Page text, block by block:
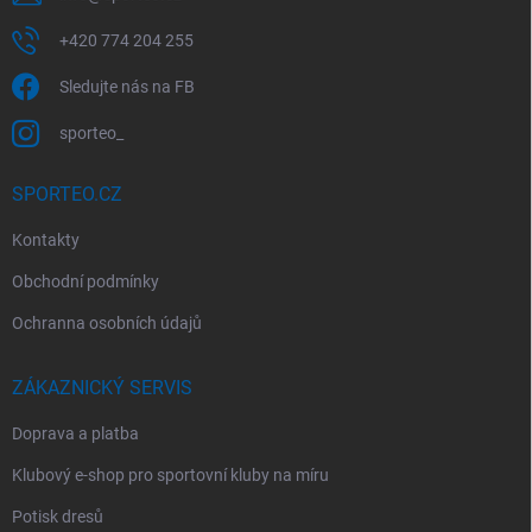
+420 774 204 255
Sledujte nás na FB
sporteo_
SPORTEO.CZ
Kontakty
Obchodní podmínky
Ochranna osobních údajů
ZÁKAZNICKÝ SERVIS
Doprava a platba
Klubový e-shop pro sportovní kluby na míru
Potisk dresů